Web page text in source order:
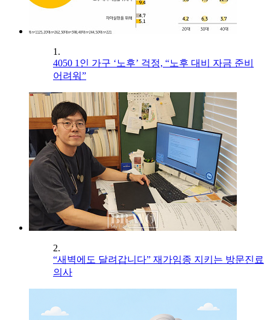
1.
4050 1인 가구 ‘노후’ 걱정, “노후 대비 자금 준비
어려워”
2.
“새벽에도 달려갑니다” 재가임종 지키는 방문진료
의사